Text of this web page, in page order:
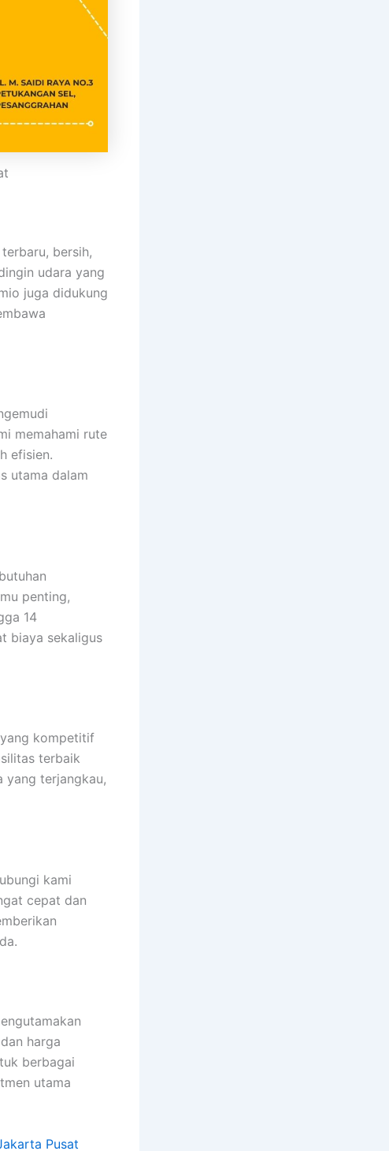
bersih,
udara yang
juga didukung
memahami rute
efisien.
utama dalam
penting,
14
biaya sekaligus
kompetitif
terbaik
yang terjangkau,
kami
cepat dan
harga
berbagai
utama
Pusat